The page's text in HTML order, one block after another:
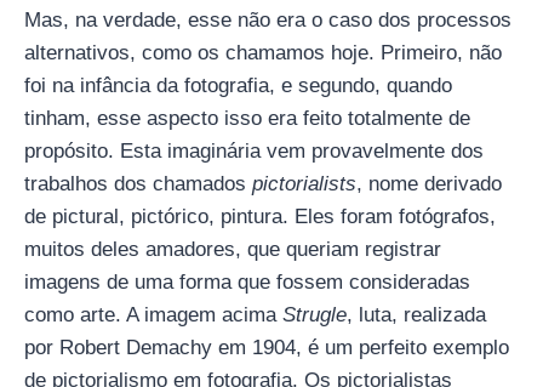
Mas, na verdade, esse não era o caso dos processos
alternativos, como os chamamos hoje. Primeiro, não
foi na infância da fotografia, e segundo, quando
tinham, esse aspecto isso era feito totalmente de
propósito. Esta imaginária vem provavelmente dos
trabalhos dos chamados pictorialists, nome derivado
de pictural, pictórico, pintura. Eles foram fotógrafos,
muitos deles amadores, que queriam registrar
imagens de uma forma que fossem consideradas
como arte. A imagem acima Strugle, luta, realizada
por Robert Demachy em 1904, é um perfeito exemplo
de pictorialismo em fotografia. Os pictorialistas